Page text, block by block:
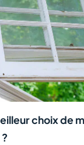
choix de